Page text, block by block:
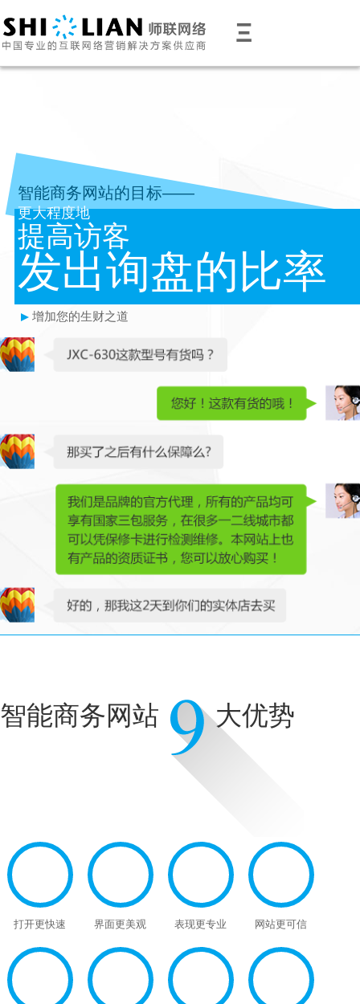
Ξ
智能商务网站的目标——
更大程度地
提高访客
发出询盘的比率
增加您的生财之道
智能商务网站 大优势
打开更快速 界面更美观 表现更专业 网站更可信